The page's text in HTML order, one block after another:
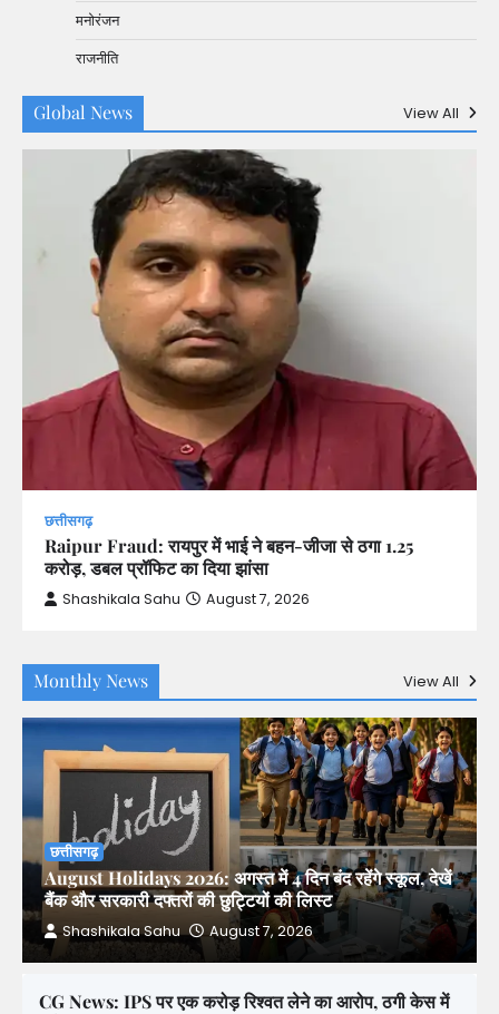
मनोरंजन
राजनीति
Global News View All
छत्तीसगढ़
Raipur Fraud: रायपुर में भाई ने बहन-जीजा से ठगा 1.25
करोड़, डबल प्रॉफिट का दिया झांसा
Shashikala Sahu August 7, 2026
Monthly News View All
छत्तीसगढ़
August Holidays 2026: अगस्त में 4 दिन बंद रहेंगे स्कूल, देखें
बैंक और सरकारी दफ्तरों की छुट्टियों की लिस्ट
Shashikala Sahu August 7, 2026
CG News: IPS पर एक करोड़ रिश्वत लेने का आरोप, ठगी केस में